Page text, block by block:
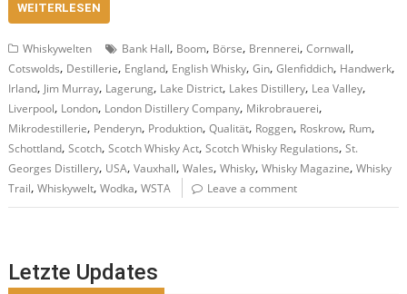
WEITERLESEN
Whiskywelten Bank Hall, Boom, Börse, Brennerei,Cornwall,
Cotswolds, Destillerie, England, English Whisky,Gin,Glenfiddich, Handwerk,
Irland, Jim Murray, Lagerung, Lake District, Lakes Distillery, Lea Valley,
Liverpool, London, London Distillery Company, Mikrobrauerei,
Mikrodestillerie, Penderyn, Produktion,Qualität, Roggen, Roskrow, Rum,
Schottland,Scotch,Scotch Whisky Act,Scotch Whisky Regulations,St.
Georges Distillery, USA,Vauxhall,Wales,Whisky,Whisky Magazine,Whisky
Trail,Whiskywelt,Wodka,WSTA Leave a comment
Letzte Updates